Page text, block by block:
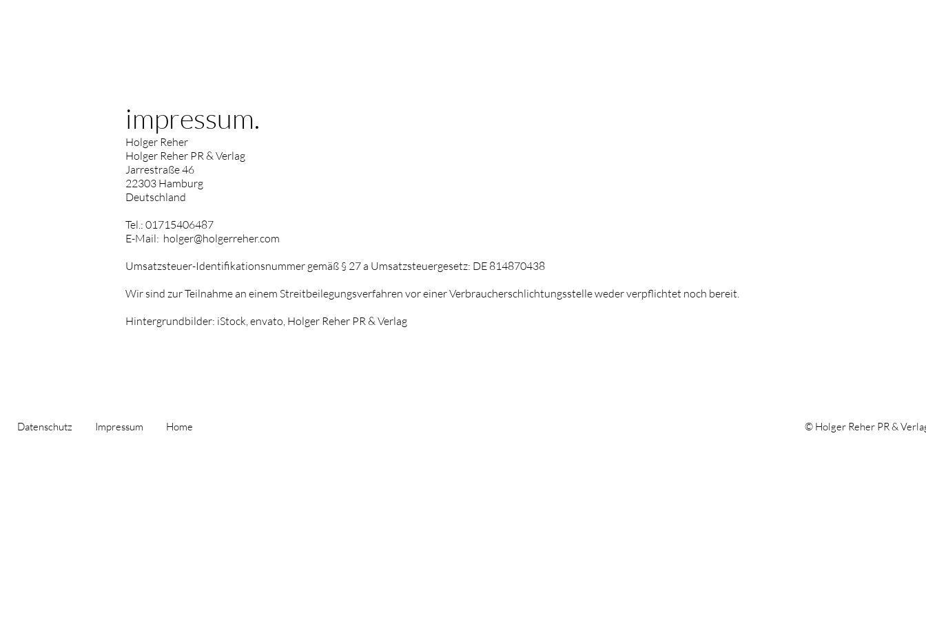
impressum.
Holger Reher
Holger Reher PR & Verlag
Jarrestraße 46
22303 Hamburg
Deutschland
Tel.: 01715406487
E-Mail: holger@holgerreher.com
Umsatzsteuer-Identifikationsnummer gemäß § 27 a Umsatzsteuergesetz: DE 814870438
Wir sind zur Teilnahme an einem Streitbeilegungsverfahren vor einer Verbraucherschlichtungsstelle weder verpflichtet noch bereit.
Hintergrundbilder: iStock, envato, Holger Reher PR & Verlag
Datenschutz Impressum Home © Holger Reher PR &